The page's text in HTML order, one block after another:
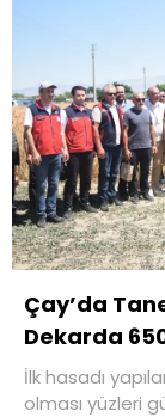
Çay’da
Dekarda
İlk hasadı
olması yüzleri